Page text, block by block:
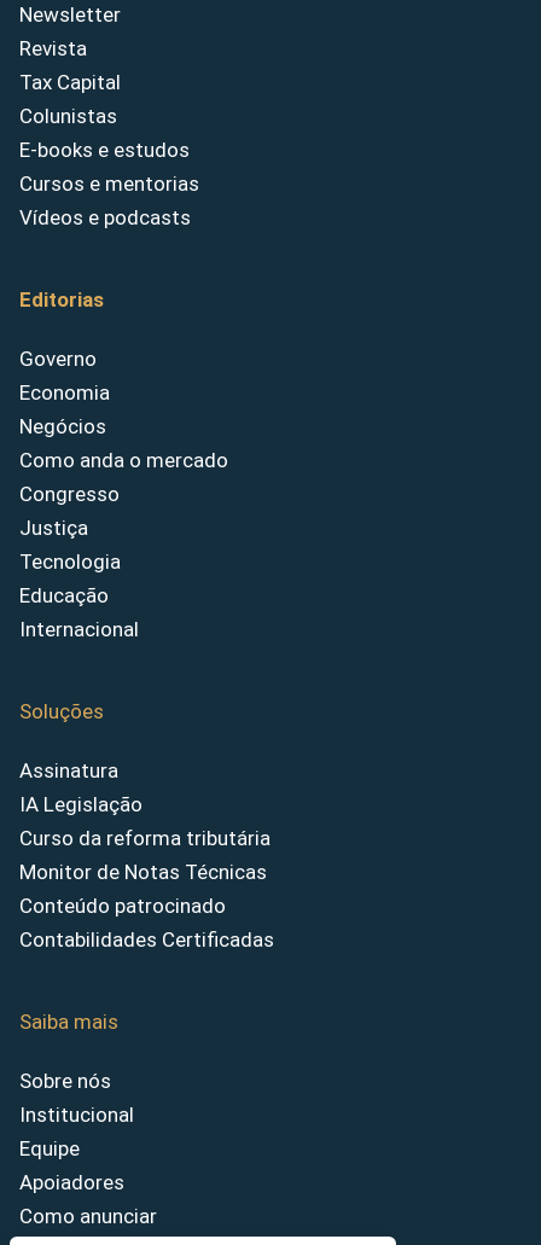
Newsletter
Revista
Tax Capital
Colunistas
E-books e estudos
Cursos e mentorias
Vídeos e podcasts
Editorias
Governo
Economia
Negócios
Como anda o mercado
Congresso
Justiça
Tecnologia
Educação
Internacional
Soluções
Assinatura
IA Legislação
Curso da reforma tributária
Monitor de Notas Técnicas
Conteúdo patrocinado
Contabilidades Certificadas
Saiba mais
Sobre nós
Institucional
Equipe
Apoiadores
Como anunciar